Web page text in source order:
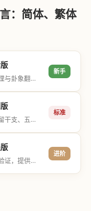
：简体、繁体
摒弃晦涩难懂的古文术语，将复杂的命理与卦象翻译成通俗易懂的现代大白话，直击结果与生活建议，零门槛轻松阅读。
新手
深度还原传统术数排盘与古籍断语，保留干支、五行与神煞等专业术语，适合追求严谨考证与具备易学基础的用户。
标准
在专业排盘基础上融合大模型多维交叉验证，提供更详尽的流年推演、应期运筹、象意深度剖析，以及全方位的运筹决策指导。
进阶